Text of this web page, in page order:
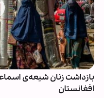
بازداشت زنان شیعه‌ی
افغانستان